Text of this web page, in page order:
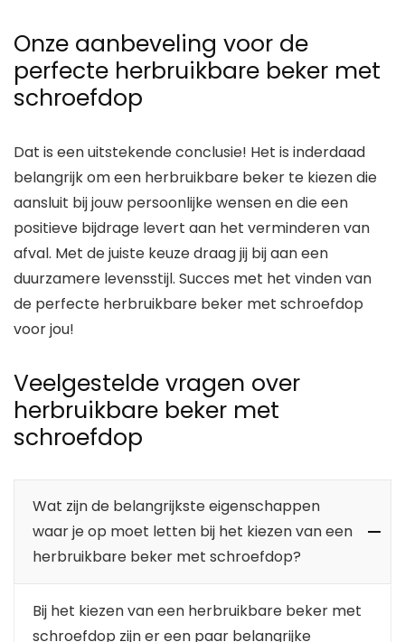
Onze aanbeveling voor de
perfecte herbruikbare beker met
schroefdop
Dat is een uitstekende conclusie! Het is inderdaad
belangrijk om een herbruikbare beker te kiezen die
aansluit bij jouw persoonlijke wensen en die een
positieve bijdrage levert aan het verminderen van
afval. Met de juiste keuze draag jij bij aan een
duurzamere levensstijl. Succes met het vinden van
de perfecte herbruikbare beker met schroefdop
voor jou!
Veelgestelde vragen over
herbruikbare beker met
schroefdop
Wat zijn de belangrijkste eigenschappen
waar je op moet letten bij het kiezen van een
herbruikbare beker met schroefdop?
Bij het kiezen van een herbruikbare beker met
schroefdop zijn er een paar belangrijke